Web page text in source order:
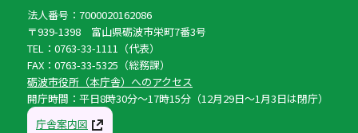
法人番号：7000020162086
〒939-1398 富山県砺波市栄町7番3号
TEL：0763-33-1111（代表）
FAX：0763-33-5325（総務課）
砺波市役所（本庁舎）へのアクセス
開庁時間：平日8時30分〜17時15分（12月29日〜1月3日は閉庁）
庁舎案内図